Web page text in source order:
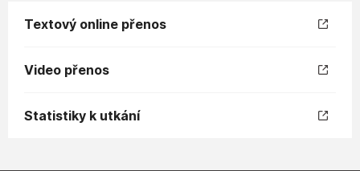
Textový online přenos
Video přenos
Statistiky k utkání